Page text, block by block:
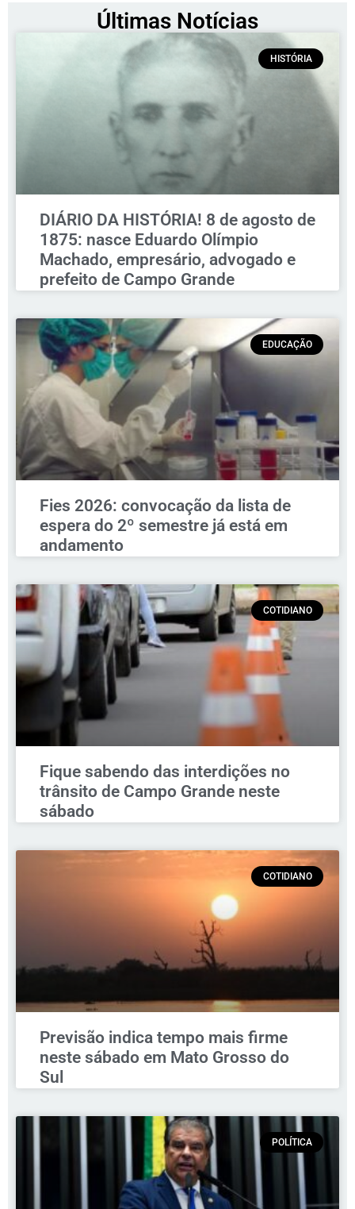
Últimas Notícias
HISTÓRIA
DIÁRIO DA HISTÓRIA! 8 de agosto de
1875: nasce Eduardo Olímpio
Machado, empresário, advogado e
prefeito de Campo Grande
EDUCAÇÃO
Fies 2026: convocação da lista de
espera do 2º semestre já está em
andamento
COTIDIANO
Fique sabendo das interdições no
trânsito de Campo Grande neste
sábado
COTIDIANO
Previsão indica tempo mais firme
neste sábado em Mato Grosso do
Sul
POLÍTICA